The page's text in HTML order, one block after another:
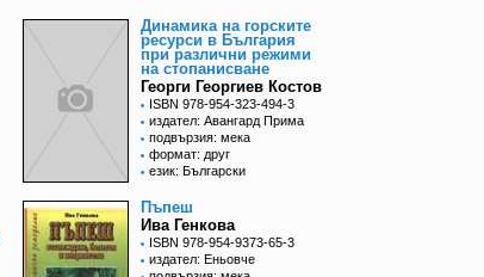
Динамика на горските
ресурси в България
при различни режими
на стопанисване
Георги Георгиев Костов
ISBN 978-954-323-494-3
издател: Авангард Прима
подвързия: мека
формат: друг
език: Български
Пъпеш
Ива Генкова
ISBN 978-954-9373-65-3
издател: Еньовче